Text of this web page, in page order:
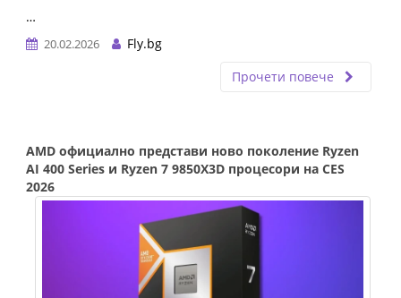
…
20.02.2026
Fly.bg
Прочети повече
AMD официално представи ново поколение Ryzen
AI 400 Series и Ryzen 7 9850X3D процесори на CES
2026